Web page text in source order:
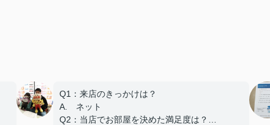
Q1：来店のきっかけは？
A. ネット
Q2：当店でお部屋を決めた満足度は？